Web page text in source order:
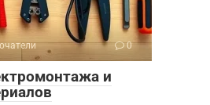
0
и